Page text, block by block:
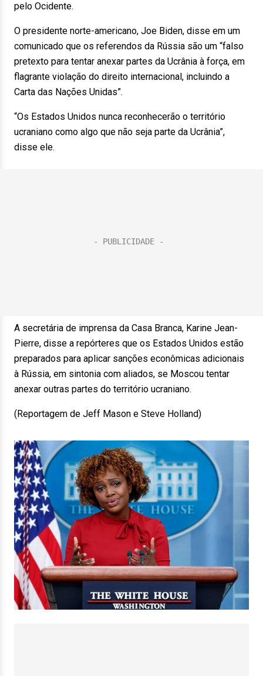
pelo Ocidente.
O presidente norte-americano, Joe Biden, disse em um
comunicado que os referendos da Rússia são um “falso
pretexto para tentar anexar partes da Ucrânia à força, em
flagrante violação do direito internacional, incluindo a
Carta das Nações Unidas”.
“Os Estados Unidos nunca reconhecerão o território
ucraniano como algo que não seja parte da Ucrânia”,
disse ele.
A secretária de imprensa da Casa Branca, Karine Jean-
Pierre, disse a repórteres que os Estados Unidos estão
preparados para aplicar sanções econômicas adicionais
à Rússia, em sintonia com aliados, se Moscou tentar
anexar outras partes do território ucraniano.
(Reportagem de Jeff Mason e Steve Holland)